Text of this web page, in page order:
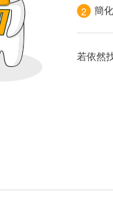
2 簡
若依然